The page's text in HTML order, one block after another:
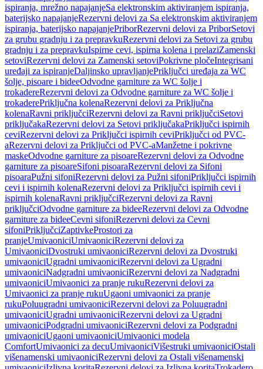
ispiranja, mrežno napajanjeSa elektronskim aktiviranjem ispiranja,
baterijsko napajanjeRezervni delovi za Sa elektronskim aktiviranjem
ispiranja, baterijsko napajanjePriborRezervni delovi za PriborSetovi
za grubu gradnju i za prepravkuRezervni delovi za Setovi za grubu
gradnju i za prepravkuIspirne cevi, ispirna kolena i prelaziZamenski
setoviRezervni delovi za Zamenski setoviPokrivne pločeIntegrisani
uređaji za ispiranjeDaljinsko upravljanjePriključci uređaja za WC
šolje, pisoare i bideeOdvodne garniture za WC šolje i
trokadereRezervni delovi za Odvodne garniture za WC šolje i
trokaderePriključna kolenaRezervni delovi za Priključna
kolenaRavni priključciRezervni delovi za Ravni priključciSetovi
priključakaRezervni delovi za Setovi priključakaPriključci ispirnih
ceviRezervni delovi za Priključci ispirnih ceviPriključci od PVC-
aRezervni delovi za Priključci od PVC-aManžetne i pokrivne
maskeOdvodne garniture za pisoareRezervni delovi za Odvodne
garniture za pisoareSifoni pisoaraRezervni delovi za Sifoni
pisoaraPužni sifoniRezervni delovi za Pužni sifoniPriključci ispirnih
cevi i ispirnih kolenaRezervni delovi za Priključci ispirnih cevi i
ispirnih kolenaRavni priključciRezervni delovi za Ravni
priključciOdvodne garniture za bideeRezervni delovi za Odvodne
garniture za bideeCevni sifoniRezervni delovi za Cevni
sifoniPriključciZaptivkeProstori za
pranjeUmivaoniciUmivaoniciRezervni delovi za
UmivaoniciDvostruki umivaoniciRezervni delovi za Dvostruki
umivaoniciUgradni umivaoniciRezervni delovi za Ugradni
umivaoniciNadgradni umivaoniciRezervni delovi za Nadgradni
umivaoniciUmivaonici za pranje rukuRezervni delovi za
Umivaonici za pranje rukuUgaoni umivaonici za pranje
rukuPoluugradni umivaoniciRezervni delovi za Poluugradni
umivaoniciUgradni umivaoniciRezervni delovi za Ugradni
umivaoniciPodgradni umivaoniciRezervni delovi za Podgradni
umivaoniciUgaoni umivaoniciUmivaonici modela
ComfortUmivaonici za decuUmivaoniciVišestruki umivaoniciOstali
višenamenski umivaoniciRezervni delovi za Ostali višenamenski